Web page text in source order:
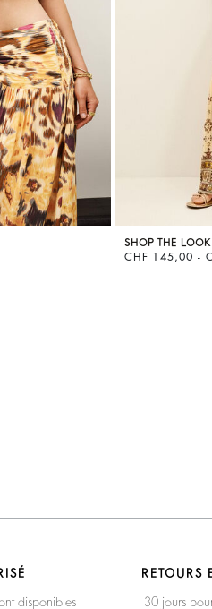
SHOP THE LOOK
CHF 145,00 -
disponibles
RETOURS
30 jours